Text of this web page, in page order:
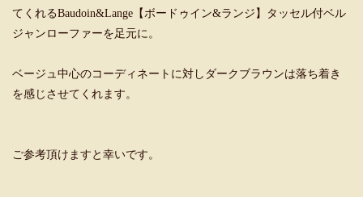
てくれるBaudoin&Lange【ボードゥイン&ランジ】タッセル付ベル
ジャンローファーを足元に。
ベージュ中心のコーディネートに対しダークブラウンは落ち着き
を感じさせてくれます。
ご参考頂けますと幸いです。